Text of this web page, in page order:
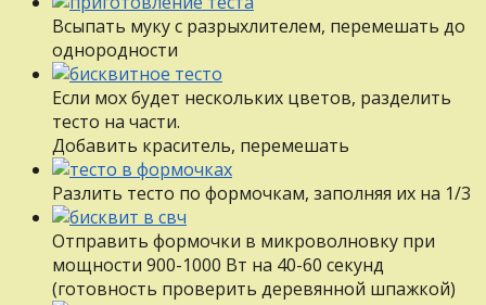
Всыпать муку с разрыхлителем, перемешать до
однородности
Если мох будет нескольких цветов, разделить
тесто на части.
Добавить краситель, перемешать
Разлить тесто по формочкам, заполняя их на 1/3
Отправить формочки в микроволновку при
мощности 900-1000 Вт на 40-60 секунд
(готовность проверить деревянной шпажкой)